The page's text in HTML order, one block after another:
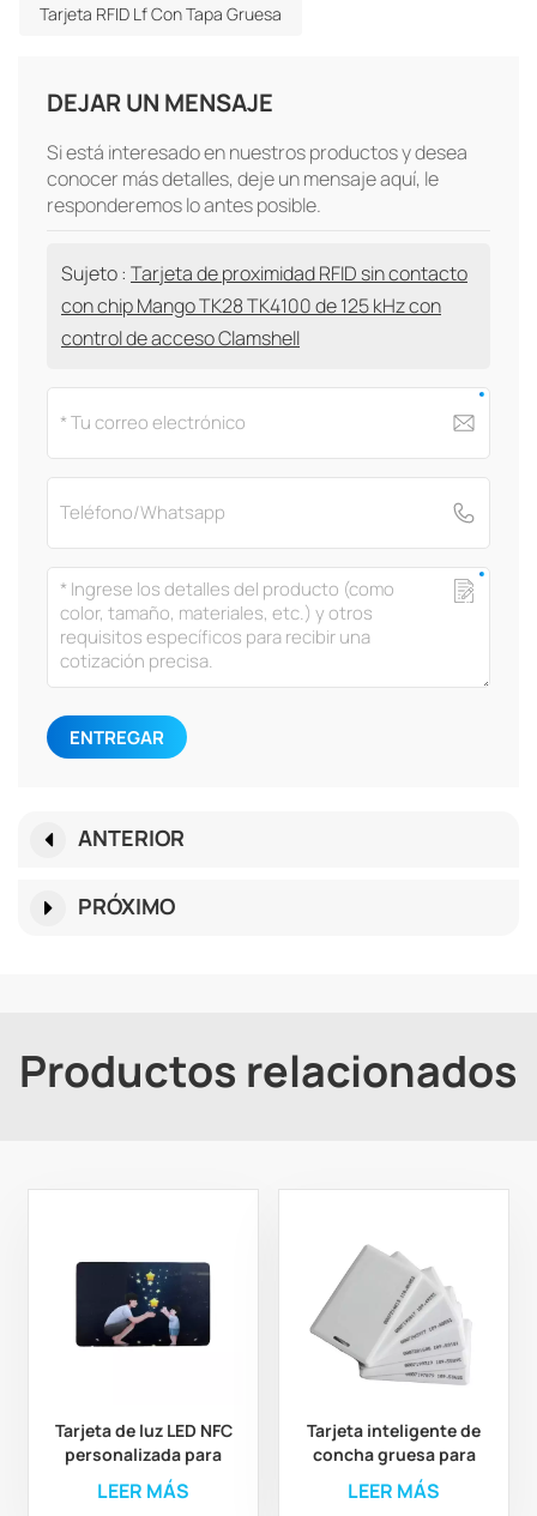
Tarjeta RFID Lf Con Tapa Gruesa
DEJAR UN MENSAJE
Si está interesado en nuestros productos y desea
conocer más detalles, deje un mensaje aquí, le
responderemos lo antes posible.
Sujeto : Tarjeta de proximidad RFID sin contacto
con chip Mango TK28 TK4100 de 125 kHz con
control de acceso Clamshell
ENTREGAR
ANTERIOR
PRÓXIMO
Productos relacionados
Tarjeta de luz LED NFC
personalizada para
control de acceso a
parques de atracciones
LEER MÁS
Tarjeta inteligente de
concha gruesa para
control de acceso
LEER MÁS